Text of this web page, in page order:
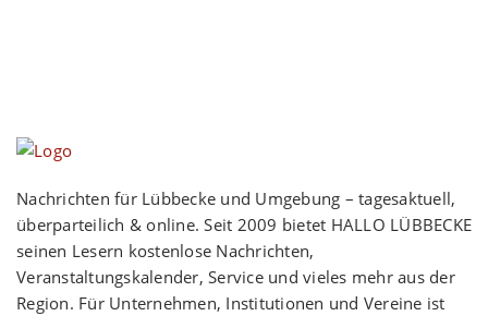
Nachrichten für Lübbecke und Umgebung – tagesaktuell,
überparteilich & online. Seit 2009 bietet HALLO LÜBBECKE
seinen Lesern kostenlose Nachrichten,
Veranstaltungskalender, Service und vieles mehr aus der
Region. Für Unternehmen, Institutionen und Vereine ist